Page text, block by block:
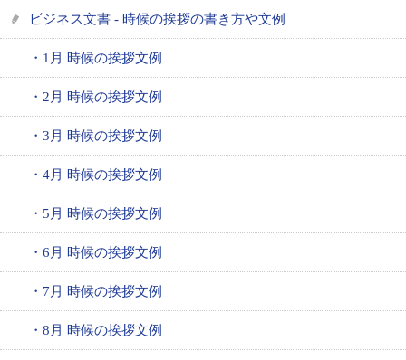
ビジネス文書 - 時候の挨拶の書き方や文例
・1月 時候の挨拶文例
・2月 時候の挨拶文例
・3月 時候の挨拶文例
・4月 時候の挨拶文例
・5月 時候の挨拶文例
・6月 時候の挨拶文例
・7月 時候の挨拶文例
・8月 時候の挨拶文例